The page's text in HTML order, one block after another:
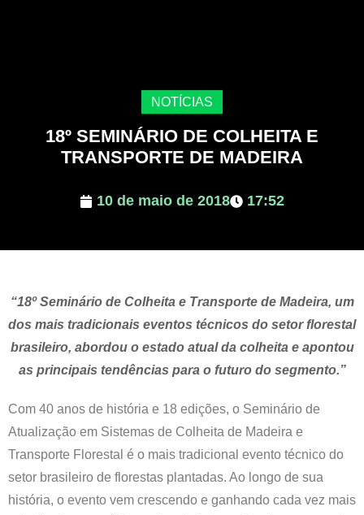
NOTÍCIAS
18º SEMINÁRIO DE COLHEITA E
TRANSPORTE DE MADEIRA
10 de maio de 2018 17:52
“18º Seminário de Colheita e Transporte de Madeira, um
dos mais tradicionais eventos técnicos do setor florestal
brasileiro, abordou o estado atual da colheita e apontou
as principais tendências para o futuro do segmento.”
Com 40 anos de história e 18 edições, o Seminário de
Atualização em Sistemas de Colheita de Madeira e
Transporte Florestal é o mais tradicional evento técnico do
setor brasileiro de florestas plantadas. Ao longo de sua
história, o evento vem crescendo e ganhando cada vez mais